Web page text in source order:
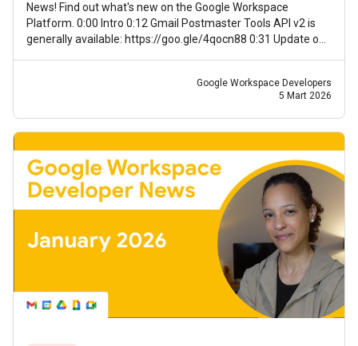
News! Find out what's new on the Google Workspace
Platform. 0:00 Intro 0:12 Gmail Postmaster Tools API v2 is
generally available: https://goo.gle/4qocn88 0:31 Update on
Google Workspace Developers
5 Mart 2026